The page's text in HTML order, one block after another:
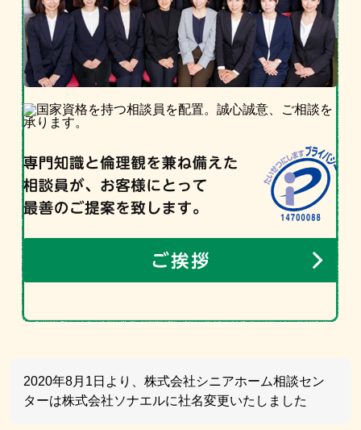
2020年8月1日より、株式会社シニアホーム相談セン
ターは株式会社ソナエルに社名変更いたしました